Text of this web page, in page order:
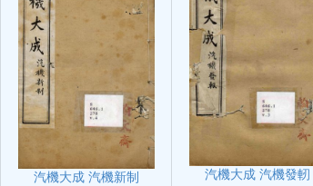
汽機大成 汽機新制 汽機大成 汽機發軔